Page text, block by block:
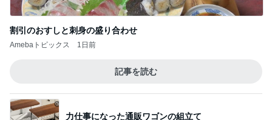
割引のおすしと刺身の盛り合わせ
Amebaトピックス 1日前
記事を読む
力仕事になった通販ワゴンの組立て